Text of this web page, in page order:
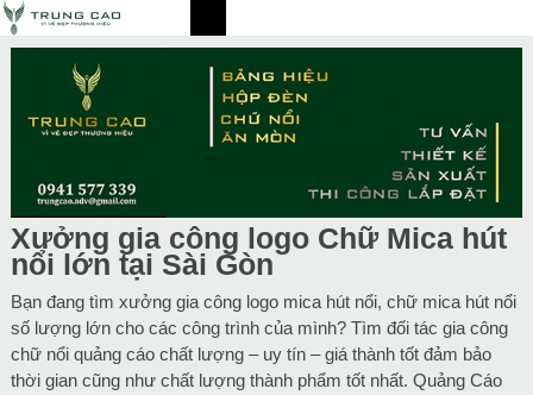
Xưởng gia công logo Chữ Mica hút
nổi lớn tại Sài Gòn
Bạn đang tìm xưởng gia công logo mica hút nổi, chữ mica hút nổi
số lượng lớn cho các công trình của mình? Tìm đối tác gia công
chữ nổi quảng cáo chất lượng – uy tín – giá thành tốt đảm bảo
thời gian cũng như chất lượng thành phẩm tốt nhất. Quảng Cáo